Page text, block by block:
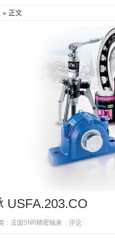
» 正文
USFA.203.CO
: 法国SNR精密轴承 评论